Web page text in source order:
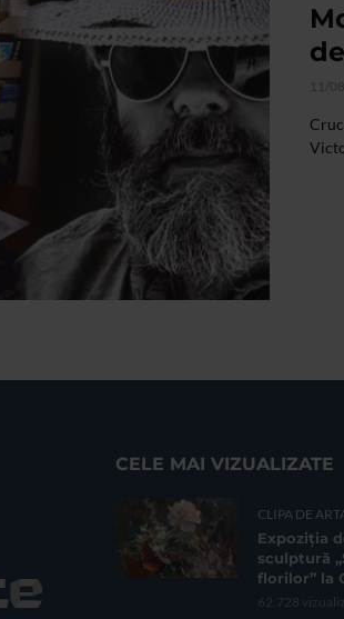
11/
CELE MAI VIZUALIZATE
CLIPA DE
Expoziția
sculptură
florilor” la
62.728